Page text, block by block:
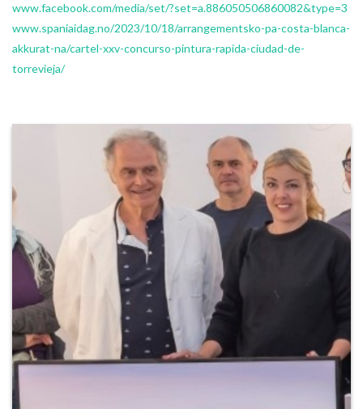
www.facebook.com/media/set/?set=a.886050506860082&type=3
www.spaniaidag.no/2023/10/18/arrangementsko-pa-costa-blanca-
akkurat-na/cartel-xxv-concurso-pintura-rapida-ciudad-de-
torrevieja/